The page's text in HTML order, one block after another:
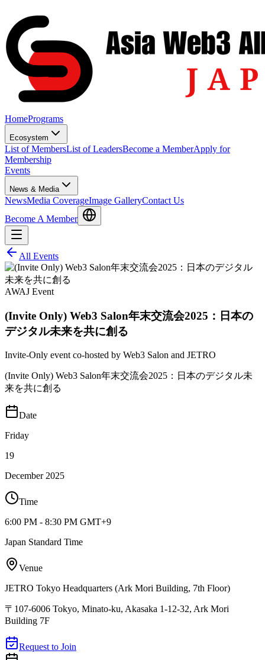
HomePrograms
Ecosystem
List of MembersList of LeadersBecome a MemberApply for
Membership
Events
News & Media
NewsMedia CoverageImage GalleryContact Us
Become A Member
All Events
AWAJ Event
(Invite Only) Web3 Salon年末交流会2025：日本の
デジタル未来を共に創る
Invite‑Only event co‑hosted by Web3 Salon and JETRO
(Invite Only) Web3 Salon年末交流会2025：日本のデジタル未
来を共に創る
Date
Friday
19
December 2025
Time
6:00 PM - 8:30 PM GMT+9
Japan Standard Time
Venue
JETRO Tokyo Headquarters (Ark Mori Building, 7th Floor)
〒107‑6006 Tokyo, Minato‑ku, Akasaka 1‑12‑32, Ark Mori
Building 7F
Request to Join